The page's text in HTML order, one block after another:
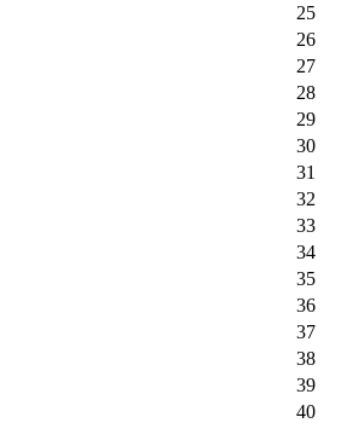
25
26
27
28
29
30
31
32
33
34
35
36
37
38
39
40